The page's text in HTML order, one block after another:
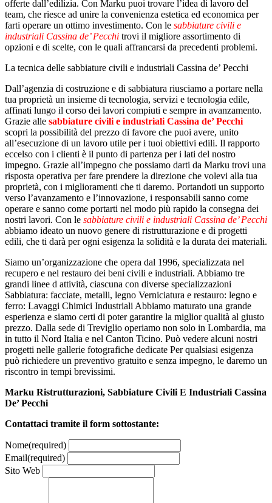
offerte dall’edilizia. Con Marku puoi trovare l’idea di lavoro del
team, che riesce ad unire la convenienza estetica ed economica per
farti operare un ottimo investimento. Con le sabbiature civili e
industriali Cassina de’ Pecchi trovi il migliore assortimento di
opzioni e di scelte, con le quali affrancarsi da precedenti problemi.
La tecnica delle sabbiature civili e industriali Cassina de’ Pecchi
Dall’agenzia di costruzione e di sabbiatura riusciamo a portare nella
tua proprietà un insieme di tecnologia, servizi e tecnologia edile,
affinati lungo il corso dei lavori compiuti e sempre in avanzamento.
Grazie alle sabbiature civili e industriali Cassina de’ Pecchi
scopri la possibilità del prezzo di favore che puoi avere, unito
all’esecuzione di un lavoro utile per i tuoi obiettivi edili. Il rapporto
eccelso con i clienti è il punto di partenza per i lati del nostro
impegno. Grazie all’impegno che possiamo darti da Marku trovi una
risposta operativa per fare prendere la direzione che volevi alla tua
proprietà, con i miglioramenti che ti daremo. Portandoti un supporto
verso l’avanzamento e l’innovazione, i responsabili sanno come
operare e sanno come portarti nel modo più rapido la consegna dei
nostri lavori. Con le sabbiature civili e industriali Cassina de’ Pecchi
abbiamo ideato un nuovo genere di ristrutturazione e di progetti
edili, che ti darà per ogni esigenza la solidità e la durata dei materiali.
Siamo un’organizzazione che opera dal 1996, specializzata nel
recupero e nel restauro dei beni civili e industriali. Abbiamo tre
grandi linee d attività, ciascuna con diverse specializzazioni
Sabbiatura: facciate, metalli, legno Verniciatura e restauro: legno e
ferro: Lavaggi Chimici Industriali Abbiamo maturato una grande
esperienza e siamo certi di poter garantire la miglior qualità al giusto
prezzo. Dalla sede di Treviglio operiamo non solo in Lombardia, ma
in tutto il Nord Italia e nel Canton Ticino. Può vedere alcuni nostri
progetti nelle gallerie fotografiche dedicate Per qualsiasi esigenza
può richiedere un preventivo gratuito e senza impegno, le daremo un
riscontro in tempi brevissimi.
Marku Ristrutturazioni, Sabbiature Civili E Industriali Cassina
De’ Pecchi
Contattaci tramite il form sottostante:
Nome(required)
Email(required)
Sito Web